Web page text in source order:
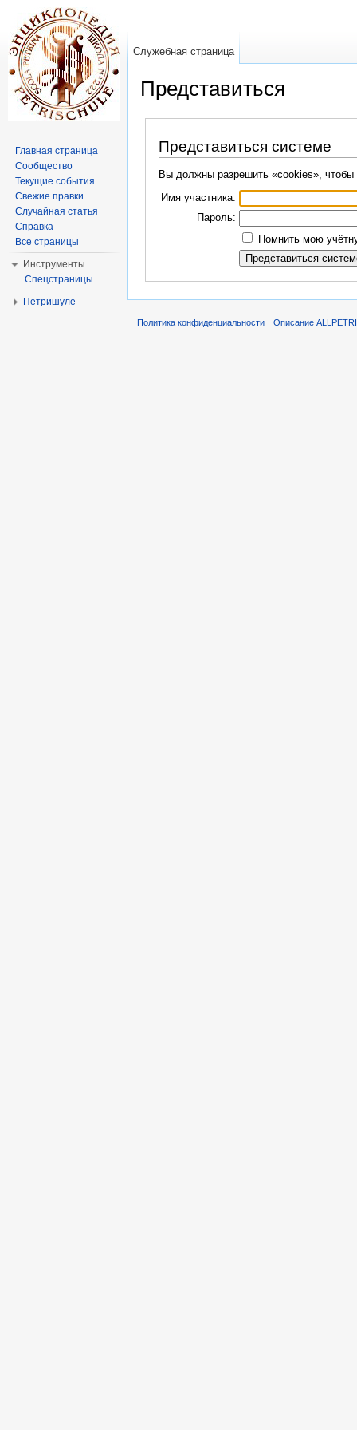
Представиться
Представиться системе
Вы должны разрешить «cookies», чтобы
Имя участника:
Пароль:
Помнить мою
Служебная страница
Главная страница
Сообщество
Текущие события
Свежие правки
Случайная статья
Справка
Все страницы
Инструменты
Спецстраницы
Петришуле
Политика конфиденциальности Описание